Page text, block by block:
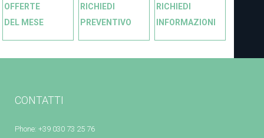
OFFERTE
DEL MESE
RICHIEDI
PREVENTIVO
RICHIEDI
INFORMAZIONI
CONTATTI
Phone: +39 030 73 25 76